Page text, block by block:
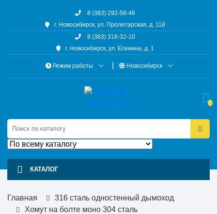
8 (383) 292-58-46
г. Новосибирск, ул. Пролетарская, д. 118
8 (383) 316-32-10
г. Новосибирск, ул. Есенина, д. 1
Режим работы Новосибирск
КАТАЛОГ
Главная
316 сталь одностенный дымоход
Хомут на болте моно 304 сталь